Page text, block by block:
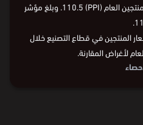
في مايو 2026، بلغ مؤشر أسعار المنتجين العام (PPI) 110.5. وبلغ مؤشر
المنتجين في قطاع التصنيع خلال
لأغراض المقارنة.